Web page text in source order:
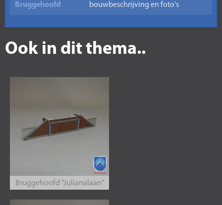
Bruggehoofd
bouwbeschrijving en foto's
Ook in dit thema..
Bruggehoofd "Julianalaan"